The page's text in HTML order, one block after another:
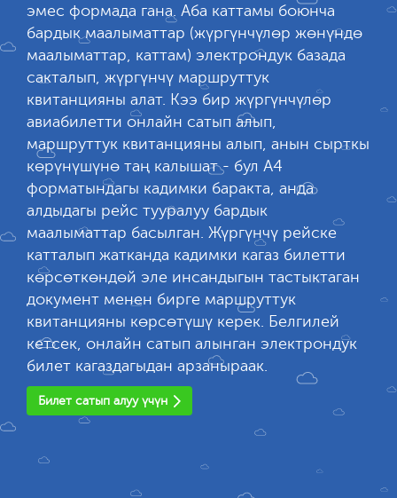
эмес формада гана. Аба каттамы боюнча
бардык маалыматтар (жүргүнчүлөр жөнүндө
маалыматтар, каттам) электрондук базада
сакталып, жүргүнчү маршруттук
квитанцияны алат. Кээ бир жүргүнчүлөр
авиабилетти онлайн сатып алып,
маршруттук квитанцияны алып, анын сырткы
көрүнүшүнө таң калышат - бул А4
форматындагы кадимки баракта, анда
алдыдагы рейс тууралуу бардык
маалыматтар басылган. Жүргүнчү рейске
катталып жатканда кадимки кагаз билетти
көрсөткөндөй эле инсандыгын тастыктаган
документ менен бирге маршруттук
квитанцияны көрсөтүшү керек. Белгилей
кетсек, онлайн сатып алынган электрондук
билет кагаздагыдан арзаныраак.
Билет сатып алуу үчүн